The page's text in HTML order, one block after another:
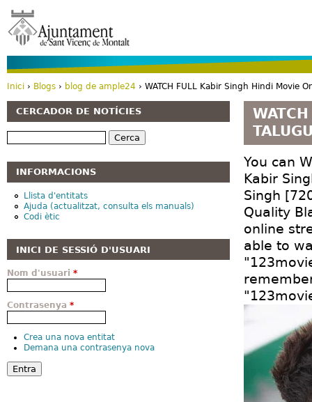
You can
Kabir
Singh
Quality
online
able to
Esteu aquí
Inici › Blogs › blog de ample24 › WATCH FULL Kabir Singh Hindi Movie
CERCADOR DE NOTÍCIES
Cerca
INFORMACIONS
Llista d'entitats
Ajuda (actualitzat, consulta els manuals)
Codi ètic
INICI DE SESSIÓ D'USUARI
Nom d'usuari *
Contrasenya *
Crea una nova entitat
Demana una contrasenya nova